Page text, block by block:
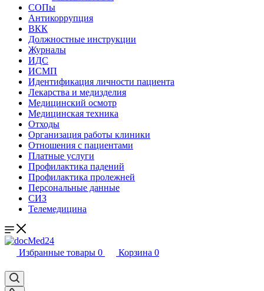
СОПы
Антикоррупция
ВКК
Должностные инструкции
Журналы
ИДС
ИСМП
Идентификация личности пациента
Лекарства и медизделия
Медицинский осмотр
Медицинская техника
Отходы
Организация работы клиники
Отношения с пациентами
Платные услуги
Профилактика падений
Профилактика пролежней
Персональные данные
СИЗ
Телемедицина
Избранные товары 0 Корзина 0